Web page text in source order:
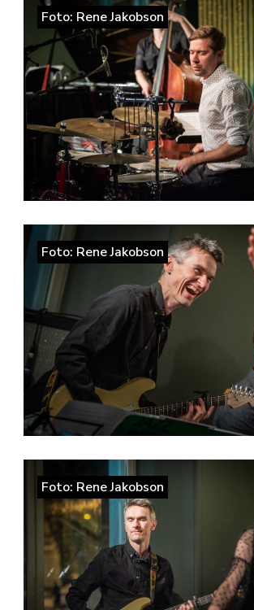
Foto: Rene Jakobson
Foto: Rene Jakobson
Foto: Rene Jakobson